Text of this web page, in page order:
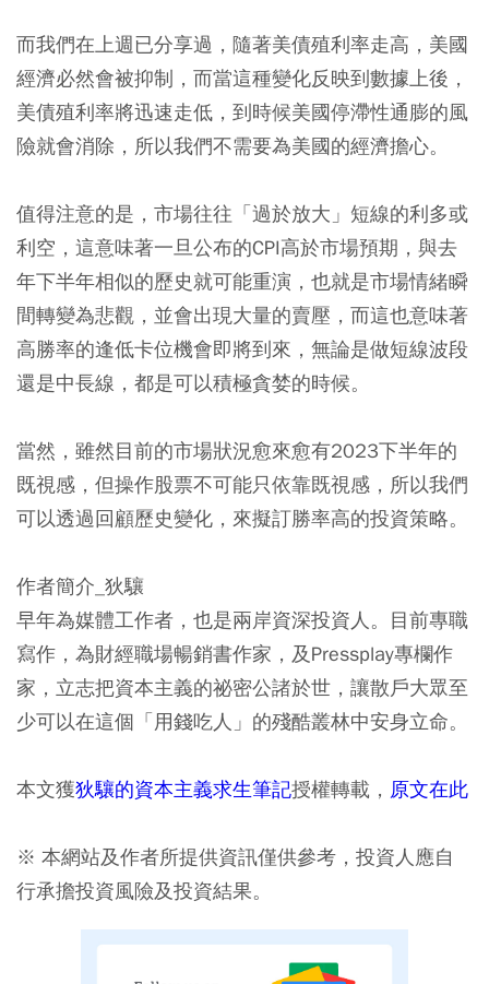
而我們在上週已分享過，隨著美債殖利率走高，美國
經濟必然會被抑制，而當這種變化反映到數據上後，
美債殖利率將迅速走低，到時候美國停滯性通膨的風
險就會消除，所以我們不需要為美國的經濟擔心。
值得注意的是，市場往往「過於放大」短線的利多或
利空，這意味著一旦公布的CPI高於市場預期，與去
年下半年相似的歷史就可能重演，也就是市場情緒瞬
間轉變為悲觀，並會出現大量的賣壓，而這也意味著
高勝率的逢低卡位機會即將到來，無論是做短線波段
還是中長線，都是可以積極貪婪的時候。
當然，雖然目前的市場狀況愈來愈有2023下半年的
既視感，但操作股票不可能只依靠既視感，所以我們
可以透過回顧歷史變化，來擬訂勝率高的投資策略。
作者簡介_ 狄驤
早年為媒體工作者，也是兩岸資深投資人。目前專職
寫作，為財經職場暢銷書作家，及Pressplay專欄作
家，立志把資本主義的祕密公諸於世，讓散戶大眾至
少可以在這個「用錢吃人」的殘酷叢林中安身立命。
本文獲狄驤的資本主義求生筆記授權轉載， 原文在此
※ 本網站及作者所提供資訊僅供參考，投資人應自
行承擔投資風險及投資結果。